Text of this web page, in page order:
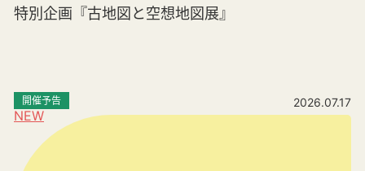
特別企画『古地図と空想地図展』
NEW
開催予告 2026.07.17